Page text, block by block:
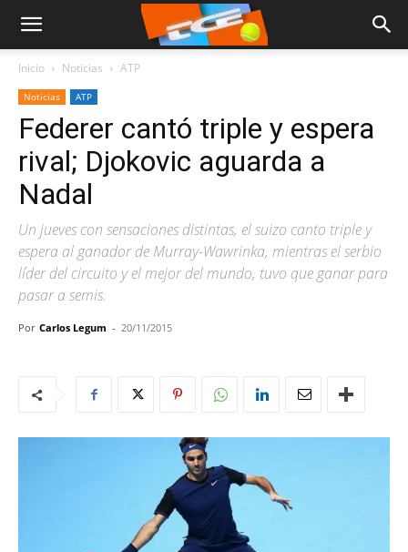
Inicio Noticias ATP
Noticias ATP
Federer cantó triple y espera
rival; Djokovic aguarda a
Nadal
Un jueves con sensaciones distintas, el suizo canto triple y
espera al ganador de Murray-Wawrinka, mientras el serbio
líder del circuito y el mejor del mundo, tuvo que ganar para
pasar a semis.
Por Carlos Legum - 20/11/2015